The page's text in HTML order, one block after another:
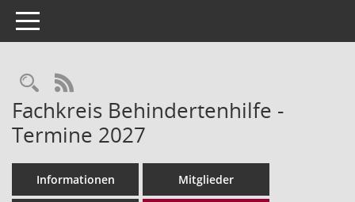
Toggle navigation
Rechercheauswahl
RSS-Feed
Fachkreis Behindertenhilfe -
Termine 2027
Informationen Mitglieder